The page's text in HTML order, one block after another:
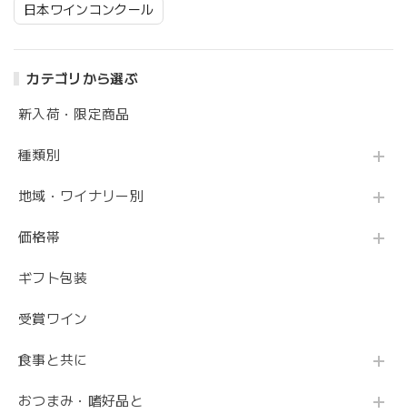
日本ワインコンクール
カテゴリから選ぶ
新入荷・限定商品
種類別
地域・ワイナリー別
価格帯
ギフト包装
受賞ワイン
食事と共に
おつまみ・嗜好品と